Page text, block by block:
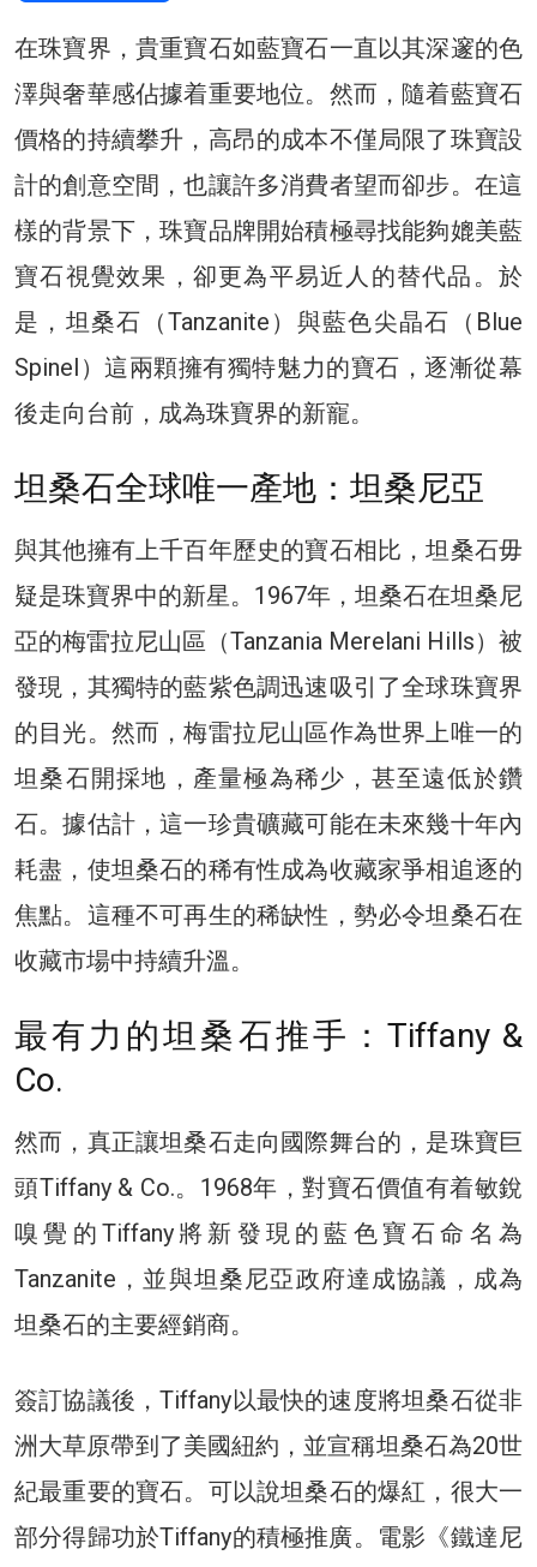
在珠寶界，貴重寶石如藍寶石一直以其深邃的色
澤與奢華感佔據着重要地位。然而，隨着藍寶石
價格的持續攀升，高昂的成本不僅局限了珠寶設
計的創意空間，也讓許多消費者望而卻步。在這
樣的背景下，珠寶品牌開始積極尋找能夠媲美藍
寶石視覺效果，卻更為平易近人的替代品。於
是，坦桑石（Tanzanite）與藍色尖晶石（Blue
Spinel）這兩顆擁有獨特魅力的寶石，逐漸從幕
後走向台前，成為珠寶界的新寵。
坦桑石全球唯一產地：坦桑尼亞
與其他擁有上千百年歷史的寶石相比，坦桑石毋
疑是珠寶界中的新星。1967年，坦桑石在坦桑尼
亞的梅雷拉尼山區（Tanzania Merelani Hills）被
發現，其獨特的藍紫色調迅速吸引了全球珠寶界
的目光。然而，梅雷拉尼山區作為世界上唯一的
坦桑石開採地，產量極為稀少，甚至遠低於鑽
石。據估計，這一珍貴礦藏可能在未來幾十年內
耗盡，使坦桑石的稀有性成為收藏家爭相追逐的
焦點。這種不可再生的稀缺性，勢必令坦桑石在
收藏市場中持續升溫。
最有力的坦桑石推手：Tiffany &
Co.
然而，真正讓坦桑石走向國際舞台的，是珠寶巨
頭Tiffany & Co.。1968年，對寶石價值有着敏銳
嗅覺的Tiffany將新發現的藍色寶石命名為
Tanzanite，並與坦桑尼亞政府達成協議，成為
坦桑石的主要經銷商。
簽訂協議後，Tiffany以最快的速度將坦桑石從非
洲大草原帶到了美國紐約，並宣稱坦桑石為20世
紀最重要的寶石。可以說坦桑石的爆紅，很大一
部分得歸功於Tiffany的積極推廣。電影《鐵達尼